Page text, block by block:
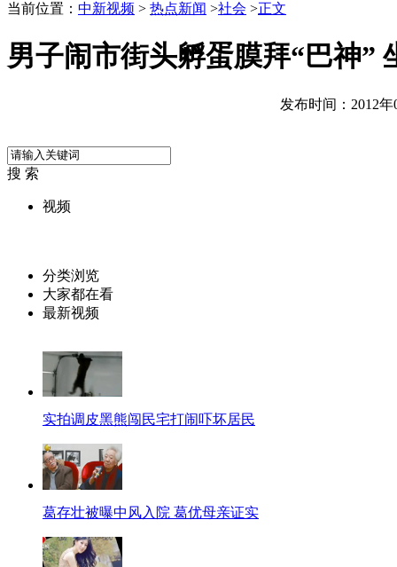
当前位置： 中新视频 > 热点新闻 >社会 >正文
男子闹市街头孵蛋膜拜“巴神”
发布时间：2012年
搜 索
视频
分类浏览
大家都在看
最新视频
实拍调皮黑熊闯民宅打闹吓坏居民
葛存壮被曝中风入院 葛优母亲证实